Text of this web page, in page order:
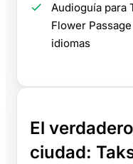
Audioguía para
Flower
idiomas
El
ciudad: